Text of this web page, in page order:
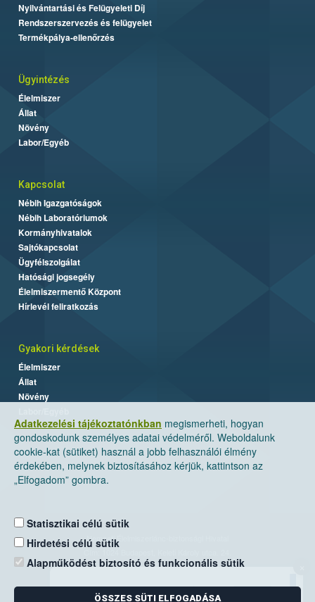
Adatkezelési tájékoztatónkban megismerheti, hogyan
gondoskodunk személyes adatai védelméről. Weboldalunk
cookie-kat (sütiket) használ a jobb felhasználói élmény
érdekében, melynek biztosításához kérjük, kattintson az
„Elfogadom” gombra.
Statisztikai célú sütik
Hirdetési célú sütik
Alapműködést biztosító és funkcionális sütik
ÖSSZES SÜTI ELFOGADÁSA
Nyilvántartási és Felügyeleti Díj
Rendszerszervezés és felügyelet
Termékpálya-ellenőrzés
Ügyintézés
Élelmiszer
Állat
Növény
Labor/Egyéb
Kapcsolat
Nébih Igazgatóságok
Nébih Laboratóriumok
Kormányhivatalok
Sajtókapcsolat
Ügyfélszolgálat
Hatósági jogsegély
Élelmiszermentő Központ
Hírlevél feliratkozás
Gyakori kérdések
Élelmiszer
Állat
Növény
Nemzeti Élelmiszerlánc-biztonsági Hivatal
Levelezési cím: 1525 Budapest. Pf. 30.